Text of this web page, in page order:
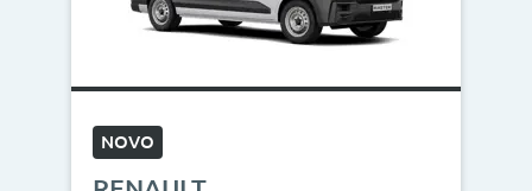
NOVO